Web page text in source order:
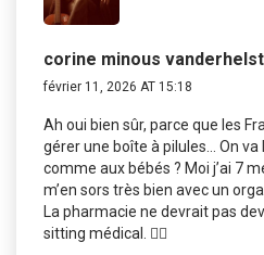
corine minous
février 11, 2026 AT 15:18
Ah oui bien sûr, parce que les
gérer une boîte à pilules… On
comme aux bébés ? Moi j’ai 7
m’en sors très bien avec un
La pharmacie ne devrait pas
sitting médical. 🤦‍♀️